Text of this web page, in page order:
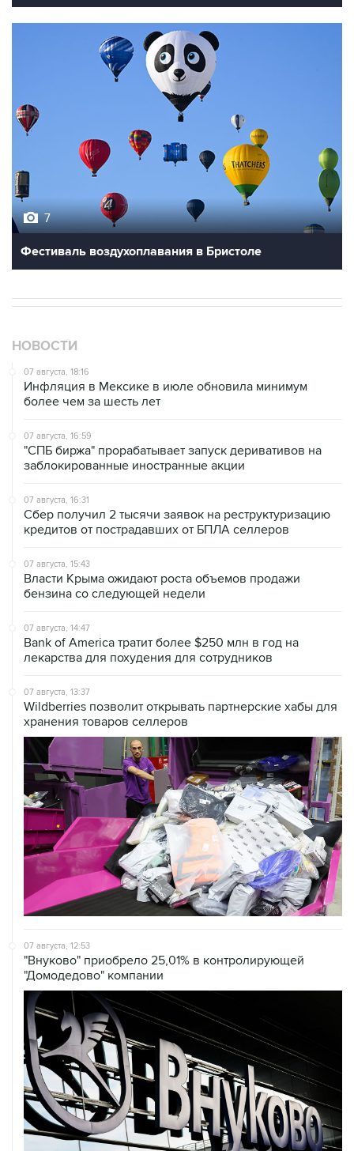
7
Фестиваль воздухоплавания в Бристоле
НОВОСТИ
07 августа, 18:16
Инфляция в Мексике в июле обновила минимум
более чем за шесть лет
07 августа, 16:59
"СПБ биржа" прорабатывает запуск деривативов на
заблокированные иностранные акции
07 августа, 16:31
Сбер получил 2 тысячи заявок на реструктуризацию
кредитов от пострадавших от БПЛА селлеров
07 августа, 15:43
Власти Крыма ожидают роста объемов продажи
бензина со следующей недели
07 августа, 14:47
Bank of America тратит более $250 млн в год на
лекарства для похудения для сотрудников
07 августа, 13:37
Wildberries позволит открывать партнерские хабы для
хранения товаров селлеров
07 августа, 12:53
"Внуково" приобрело 25,01% в контролирующей
"Домодедово" компании